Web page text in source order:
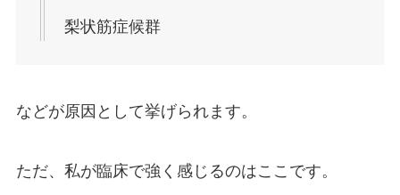
梨状筋症候群
などが原因として挙げられます。
ただ、私が臨床で強く感じるのはここです。